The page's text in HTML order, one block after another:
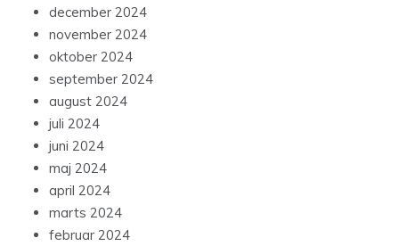
december 2024
november 2024
oktober 2024
september 2024
august 2024
juli 2024
juni 2024
maj 2024
april 2024
marts 2024
februar 2024